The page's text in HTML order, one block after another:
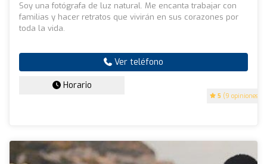
5 (9 opiniones)
Soy una fotógrafa de luz natural. Me encanta trabajar con
familias y hacer retratos que vivirán en sus corazones por
toda la vida.
Ver teléfono
Horario